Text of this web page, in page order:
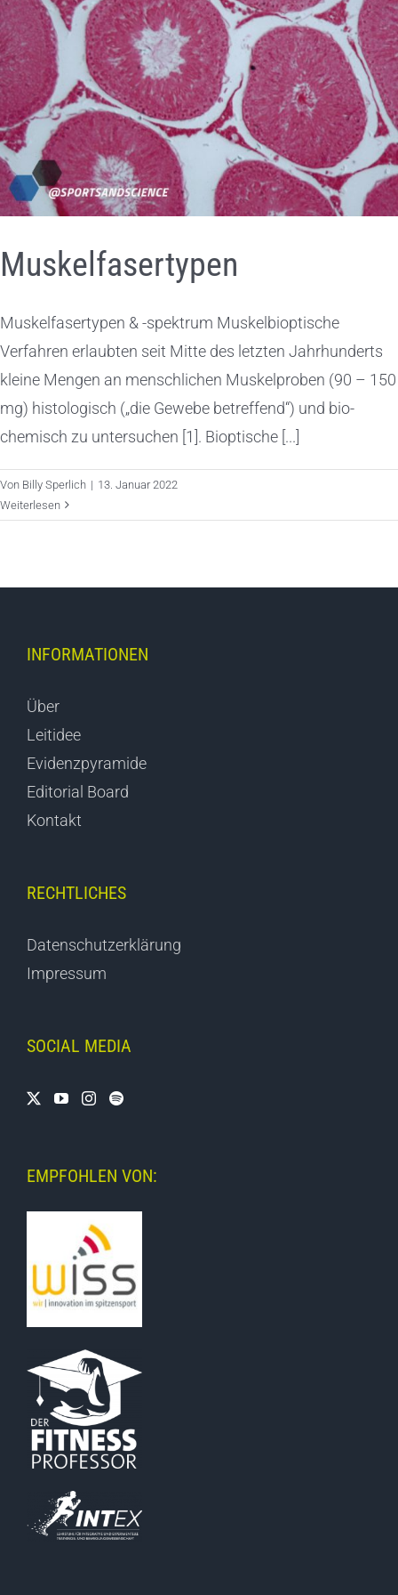
Muskelfasertypen
Muskelfasertypen & -spektrum Muskelbioptische
Verfahren erlaubten seit Mitte des letzten Jahrhunderts
kleine Mengen an menschlichen Muskelproben (90 – 150
mg) histologisch („die Gewebe betreffend“) und bio-
chemisch zu untersuchen [1]. Bioptische [...]
Von Billy Sperlich | 13. Januar 2022
Weiterlesen
INFORMATIONEN
Über
Leitidee
Evidenzpyramide
Editorial Board
Kontakt
RECHTLICHES
Datenschutzerklärung
Impressum
SOCIAL MEDIA
EMPFOHLEN VON: